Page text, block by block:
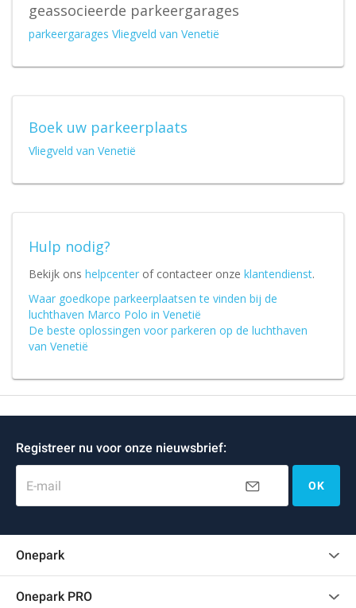
geassocieerde parkeergarages
parkeergarages Vliegveld van Venetië
Boek uw parkeerplaats
Vliegveld van Venetië
Hulp nodig?
Bekijk ons helpcenter of contacteer onze klantendienst.
Waar goedkope parkeerplaatsen te vinden bij de
luchthaven Marco Polo in Venetië
De beste oplossingen voor parkeren op de luchthaven
van Venetië
Registreer nu voor onze nieuwsbrief:
E-mail OK
Onepark
Onepark PRO